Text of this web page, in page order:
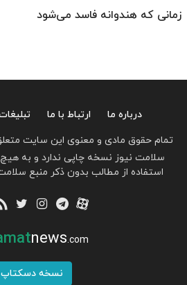
زمانی که هندوانه فاسد می‌شود
درباره ما ارتباط با ما
تمام حقوق مادی و معنوی این سایت
سلامت نیوز نسخه چاپی ندارد و به
استفاده از مطالب بدون ذکر منبع سلامت
news.com
نسخه دسکتاپ